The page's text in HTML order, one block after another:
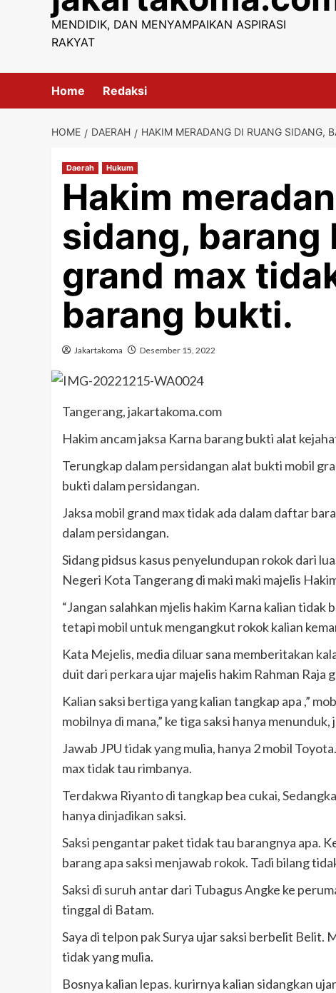
MENDIDIK, DAN MENYAMPAIKAN ASPIRASI
RAKYAT
Home Redaksi
HOME DAERAH HAKIM MERADANG DI RUANG SIDANG,
Daerah Hukum
Hakim
sidang,
grand max
barang bukti.
Jakartakoma Desember 15, 2022
Tangerang, jakartakoma.com
Hakim ancam jaksa Karna barang bukti alat
Terungkap dalam persidangan alat bukti mobil
bukti dalam persidangan.
Jaksa mobil grand max tidak ada dalam daftar
dalam persidangan.
Sidang pidsus kasus penyelundupan rokok dari
Negeri Kota Tangerang di maki maki majelis
“Jangan salahkan mjelis hakim Karna kalian
tetapi mobil untuk mengangkut rokok kalian
Kata Mejelis, media diluar sana memberitakan
duit dari perkara ujar majelis hakim Rahman Raja
Kalian saksi bertiga yang kalian tangkap apa ,”
mobilnya di mana,” ke tiga saksi hanya
Jawab JPU tidak yang mulia, hanya 2 mobil
max tidak tau rimbanya.
Terdakwa Riyanto di tangkap bea cukai,
hanya dinjadikan saksi.
Saksi pengantar paket tidak tau barangnya apa.
barang apa saksi menjawab rokok. Tadi bilang
Saksi di suruh antar dari Tubagus Angke ke
tinggal di Batam.
Saya di telpon pak Surya ujar saksi berbelit Belit.
tidak yang mulia.
Bosnya kalian lepas. kurirnya kalian sidangkan